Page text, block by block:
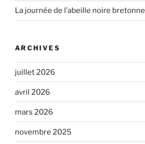
La journée de l’abeille noire bretonne
ARCHIVES
juillet 2026
avril 2026
mars 2026
novembre 2025